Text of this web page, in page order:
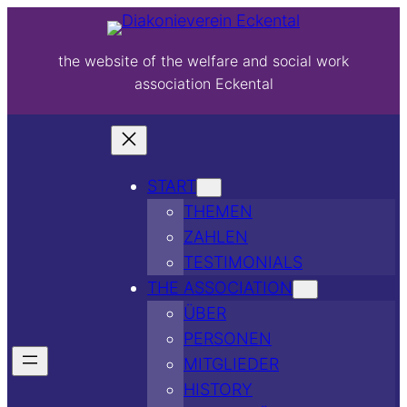
the website of the welfare and social work
association Eckental
START
THEMEN
ZAHLEN
TESTIMONIALS
THE ASSOCIATION
ÜBER
PERSONEN
MITGLIEDER
HISTORY